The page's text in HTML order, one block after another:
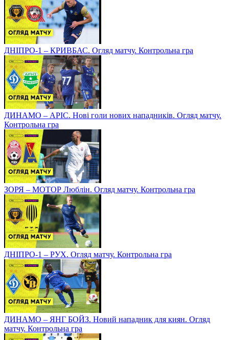
ДНІПРО-1 – КРИВБАС. Огляд матчу. Контрольна гра
ДИНАМО – АРІС. Нові голи нових нападників. Огляд матчу.
Контрольна гра
ЗОРЯ – МОТОР Люблін. Огляд матчу. Контрольна гра
ДНІПРО-1 – РУХ. Огляд матчу. Контрольна гра
ДИНАМО – ЯНГ БОЙЗ. Новий нападник для киян. Огляд
матчу. Контрольна гра